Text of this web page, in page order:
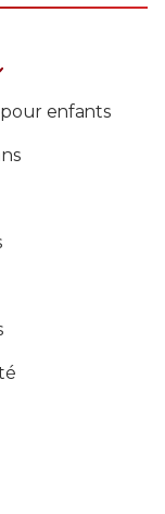
enfants